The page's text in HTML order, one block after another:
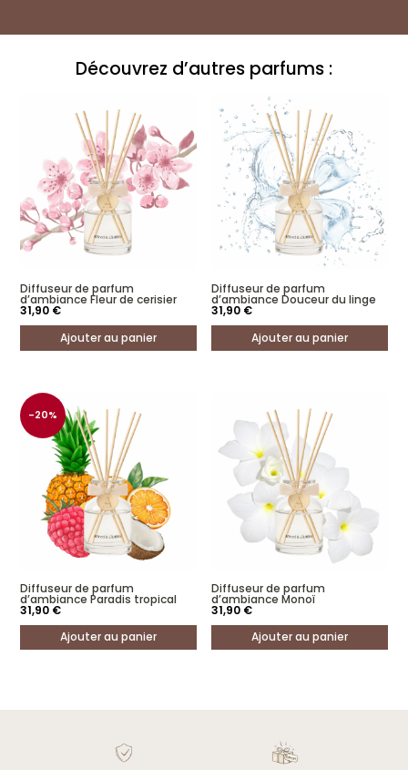
Découvrez d’autres parfums :
Diffuseur de parfum
d’ambiance Fleur de cerisier
31,90 €
Ajouter au panier
Diffuseur de parfum
d’ambiance Douceur du linge
31,90 €
Ajouter au panier
-20%
Diffuseur de parfum
d’ambiance Paradis tropical
31,90 €
Ajouter au panier
Diffuseur de parfum
d’ambiance Monoï
31,90 €
Ajouter au panier